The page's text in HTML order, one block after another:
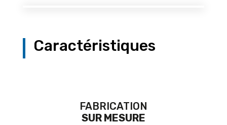
Caractéristiques
FABRICATION
SUR MESURE